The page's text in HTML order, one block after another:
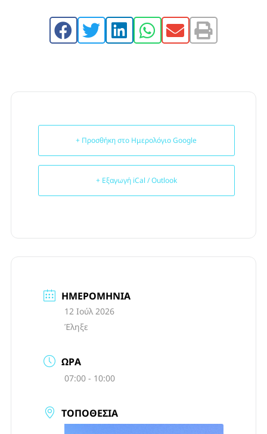
+ Προσθήκη στο Ημερολόγιο Google
+ Εξαγωγή iCal / Outlook
ΗΜΕΡΟΜΗΝΊΑ
12 Ιούλ 2026
Έληξε
ΏΡΑ
07:00 - 10:00
ΤΟΠΟΘΕΣΊΑ